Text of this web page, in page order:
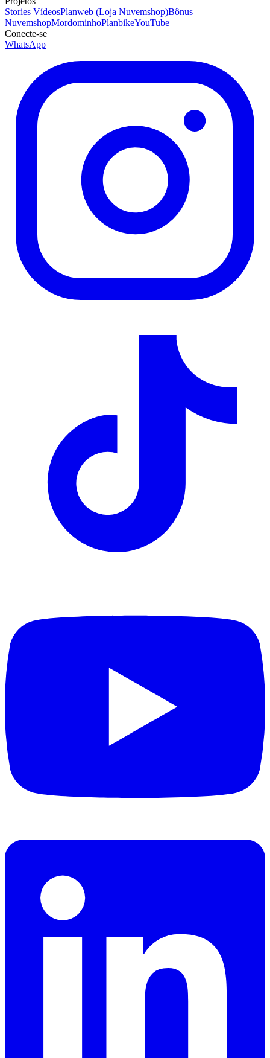
Stories VídeosPlanweb (Loja Nuvemshop)Bônus
NuvemshopMordominhoPlanbikeYouTube
Conecte-se
WhatsApp